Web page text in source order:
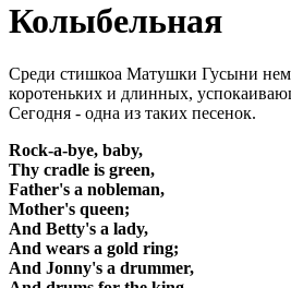
Колыбельная
Среди стишкоа Матушки Гусыни
коротеньких и длинных,
Сегодня - одна из таких песенок.
Rock-a-bye, baby,
Thy cradle is green,
Father's a nobleman,
Mother's queen;
And Betty's a lady,
And wears a gold ring;
And Jonny's a drummer,